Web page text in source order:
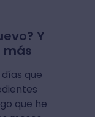
Y
más
que
que he